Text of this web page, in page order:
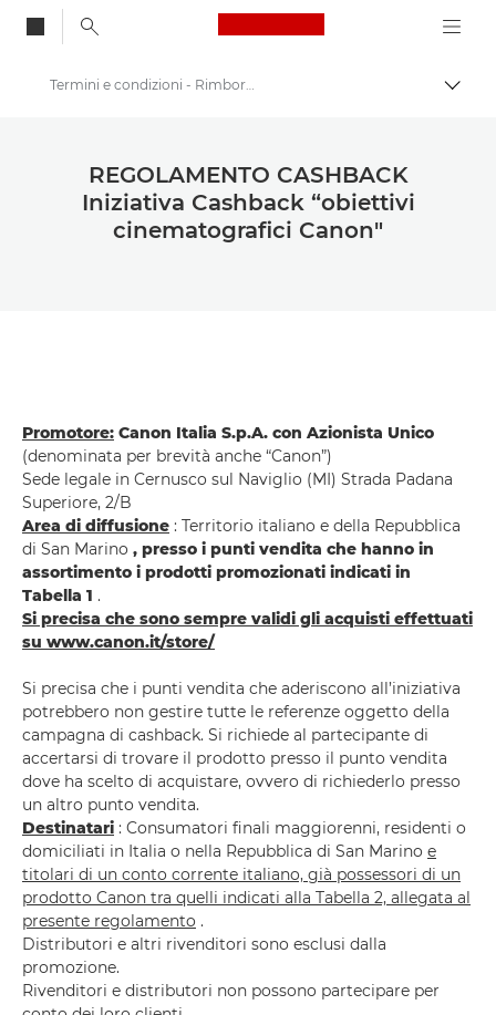
Canon Logo, back
Rimborso Canon | Offerte | Promozioni
Offerta di rimborso sugli obiettivi cinematografici Canon - Approfitta di un premio sugli obiettivi compatibili
Termini e condizioni - Rimborso obiettivi cinematografici Canon
REGOLAMENTO CASHBACK
Iniziativa Cashback “obiettivi
cinematografici Canon"
Promotore: Canon Italia S.p.A. con Azionista Unico
(denominata per brevità anche “Canon”)
Sede legale in Cernusco sul Naviglio (MI) Strada Padana
Superiore, 2/B
Area di diffusione : Territorio italiano e della Repubblica
di San Marino , presso i punti vendita che hanno in
assortimento i prodotti promozionati indicati in
Tabella 1 .
Si precisa che sono sempre validi gli acquisti effettuati
su www.canon.it/store/
Si precisa che i punti vendita che aderiscono all’iniziativa
potrebbero non gestire tutte le referenze oggetto della
campagna di cashback. Si richiede al partecipante di
accertarsi di trovare il prodotto presso il punto vendita
dove ha scelto di acquistare, ovvero di richiederlo presso
un altro punto vendita.
Destinatari : Consumatori finali maggiorenni, residenti o
domiciliati in Italia o nella Repubblica di San Marino e
titolari di un conto corrente italiano, già possessori di un
prodotto Canon tra quelli indicati alla Tabella 2, allegata al
presente regolamento .
Distributori e altri rivenditori sono esclusi dalla
promozione.
Rivenditori e distributori non possono partecipare per